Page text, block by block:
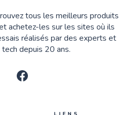
tous les meilleurs produits
achetez-les sur les sites où ils
réalisés par des experts et
depuis 20 ans.